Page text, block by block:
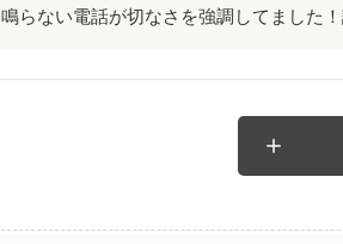
鳴らない電話が切なさを強調してました